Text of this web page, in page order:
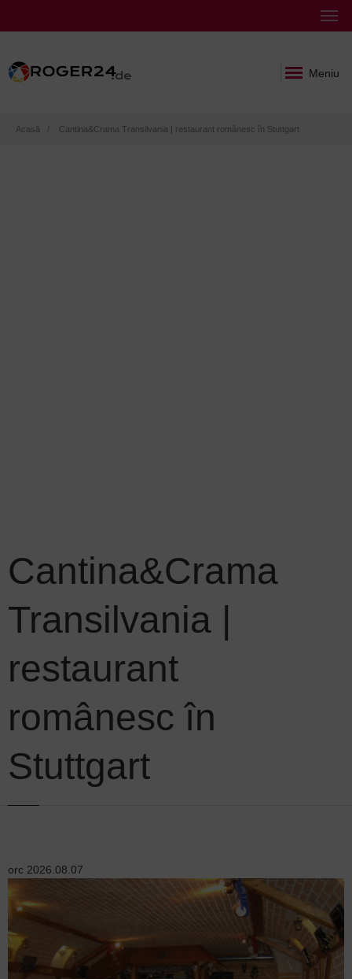
Meniu
Breadcrumb
Acasă Cantina&Crama Transilvania | restaurant românesc în Stuttgart
Cantina&Crama
Transilvania |
restaurant
românesc în
Stuttgart
orc 2026.08.07